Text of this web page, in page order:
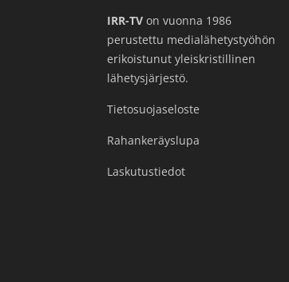
IRR-TV on vuonna 1986
perustettu medialähetystyöhön
erikoistunut yleiskristillinen
lähetysjärjestö.
Tietosuojaseloste
Rahankeräyslupa
Laskutustiedot